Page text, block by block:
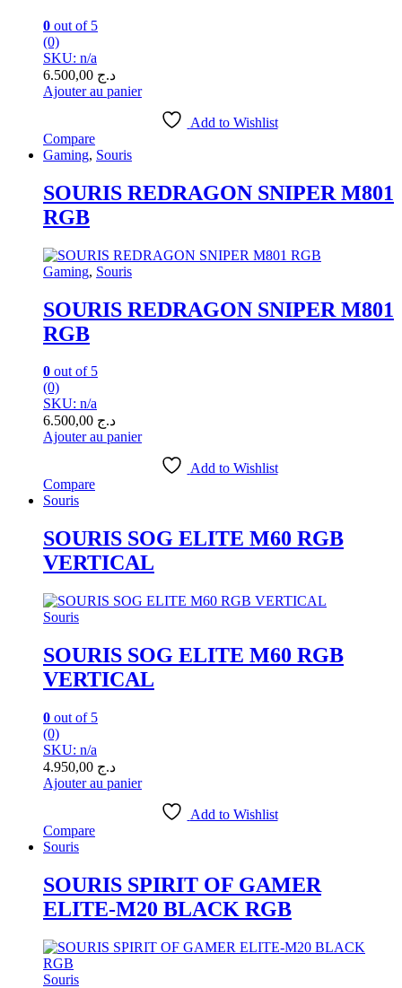
0 out of 5
(0)
SKU: n/a
د.ج
Ajouter au panier
Add to Wishlist
Compare
Gaming, Souris
SOURIS REDRAGON SNIPER M801
RGB
Gaming, Souris
SOURIS REDRAGON SNIPER M801
RGB
0 out of 5
(0)
SKU: n/a
د.ج
Ajouter au panier
Add to Wishlist
Compare
Souris
SOURIS SOG ELITE M60 RGB
VERTICAL
Souris
SOURIS SOG ELITE M60 RGB
VERTICAL
0 out of 5
(0)
SKU: n/a
د.ج
Ajouter au panier
Add to Wishlist
Compare
Souris
SOURIS SPIRIT OF GAMER
ELITE-M20 BLACK RGB
Souris